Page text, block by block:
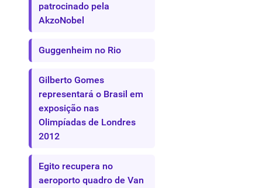
patrocinado pela
AkzoNobel
Guggenheim no Rio
Gilberto Gomes
representará o Brasil em
exposição nas
Olimpíadas de Londres
2012
Egito recupera no
aeroporto quadro de Van